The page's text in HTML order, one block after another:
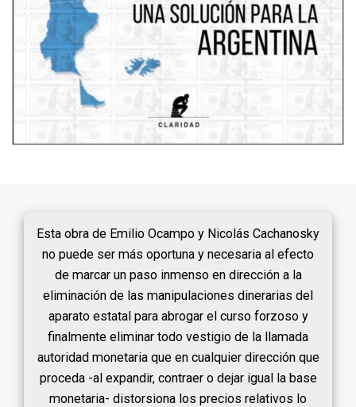
Esta obra de Emilio Ocampo y Nicolás Cachanosky
no puede ser más oportuna y necesaria al efecto
de marcar un paso inmenso en dirección a la
eliminación de las manipulaciones dinerarias del
aparato estatal para abrogar el curso forzoso y
finalmente eliminar todo vestigio de la llamada
autoridad monetaria que en cualquier dirección que
proceda -al expandir, contraer o dejar igual la base
monetaria- distorsiona los precios relativos lo